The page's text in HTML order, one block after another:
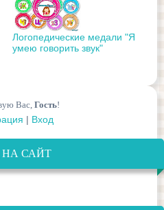
Логопедические медали "Я
умею говорить звук"
Вас, Гость!
| Вход
НА САЙТ